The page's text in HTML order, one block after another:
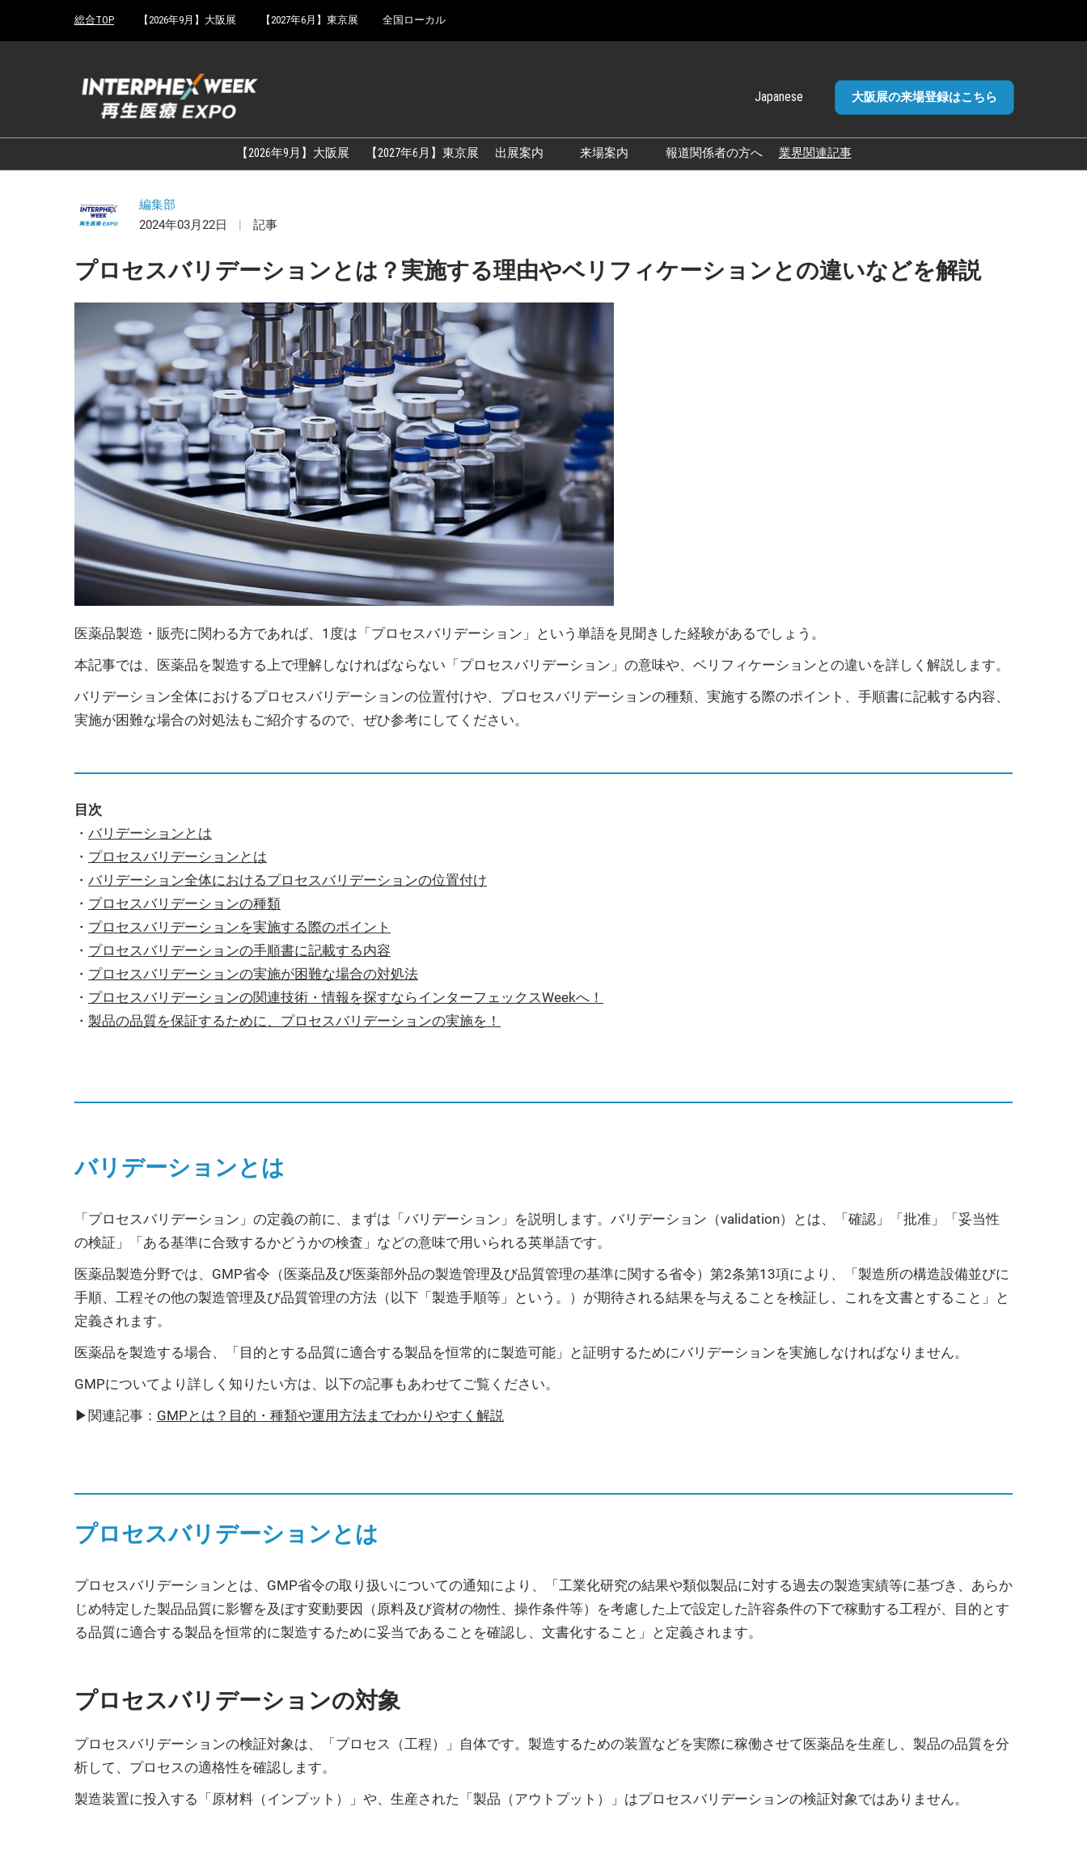
キ
し
to
総合TOP 【2026年9月】大阪展 【2027年6月】東京展 全国ローカル
Japanese
English
大阪展の来場登録はこちら
【2026年9月】大阪展 【2027年6月】東京展 出展案内 来場案内 報道関係者の方へ 業界関連記事
編集部
2024年03月22日
記事
プロセスバリデーションとは？実施する理由やベリフィケーションとの違いなどを解説
医薬品製造・販売に関わる方であれば、1度は「プロセスバリデーション」という単語を見聞きした経験があるでしょう。
本記事では、医薬品を製造する上で理解しなければならない「プロセスバリデーション」の意味や、ベリフィケーションとの違いを詳しく解説します。
バリデーション全体におけるプロセスバリデーションの位置付けや、プロセスバリデーションの種類、実施する際のポイント、手順書に記載する内容、
実施が困難な場合の対処法もご紹介するので、ぜひ参考にしてください。
目次
・ バリデーションとは
・ プロセスバリデーションとは
・ バリデーション全体におけるプロセスバリデーションの位置付け
・ プロセスバリデーションの種類
・ プロセスバリデーションを実施する際のポイント
・ プロセスバリデーションの手順書に記載する内容
・ プロセスバリデーションの実施が困難な場合の対処法
・ プロセスバリデーションの関連技術・情報を探すならインターフェックスWeekへ！
・ 製品の品質を保証するために、プロセスバリデーションの実施を！
バリデーションとは
「プロセスバリデーション」の定義の前に、まずは「バリデーション」を説明します。バリデーション（validation）とは、「確認」「批准」「妥当性
の検証」「ある基準に合致するかどうかの検査」などの意味で用いられる英単語です。
医薬品製造分野では、GMP省令（医薬品及び医薬部外品の製造管理及び品質管理の基準に関する省令）第2条第13項により、「製造所の構造設備並びに
手順、工程その他の製造管理及び品質管理の方法（以下「製造手順等」という。）が期待される結果を与えることを検証し、これを文書とすること」と
定義されます。
医薬品を製造する場合、「目的とする品質に適合する製品を恒常的に製造可能」と証明するためにバリデーションを実施しなければなりません。
GMPについてより詳しく知りたい方は、以下の記事もあわせてご覧ください。
▶関連記事： GMPとは？目的・種類や運用方法までわかりやすく解説
プロセスバリデーションとは
プロセスバリデーションとは、GMP省令の取り扱いについての通知により、「工業化研究の結果や類似製品に対する過去の製造実績等に基づき、あらか
じめ特定した製品品質に影響を及ぼす変動要因（原料及び資材の物性、操作条件等）を考慮した上で設定した許容条件の下で稼動する工程が、目的とす
る品質に適合する製品を恒常的に製造するために妥当であることを確認し、文書化すること」と定義されます。
プロセスバリデーションの対象
プロセスバリデーションの検証対象は、「プロセス（工程）」自体です。製造するための装置などを実際に稼働させて医薬品を生産し、製品の品質を分
析して、プロセスの適格性を確認します。
製造装置に投入する「原材料（インプット）」や、生産された「製品（アウトプット）」はプロセスバリデーションの検証対象ではありません。